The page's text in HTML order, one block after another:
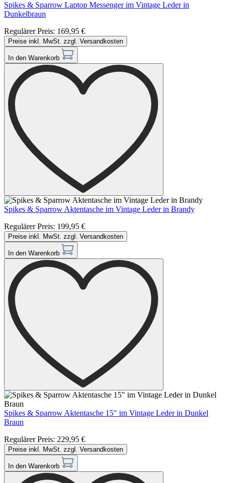
Spikes & Sparrow Laptop Messenger im Vintage Leder in
Dunkelbraun
Regulärer Preis: 169,95 €
Preise inkl. MwSt. zzgl. Versandkosten
In den Warenkorb
Spikes & Sparrow Aktentasche im Vintage Leder in Brandy
Regulärer Preis: 199,95 €
Preise inkl. MwSt. zzgl. Versandkosten
In den Warenkorb
Spikes & Sparrow Aktentasche 15" im Vintage Leder in Dunkel
Braun
Regulärer Preis: 229,95 €
Preise inkl. MwSt. zzgl. Versandkosten
In den Warenkorb